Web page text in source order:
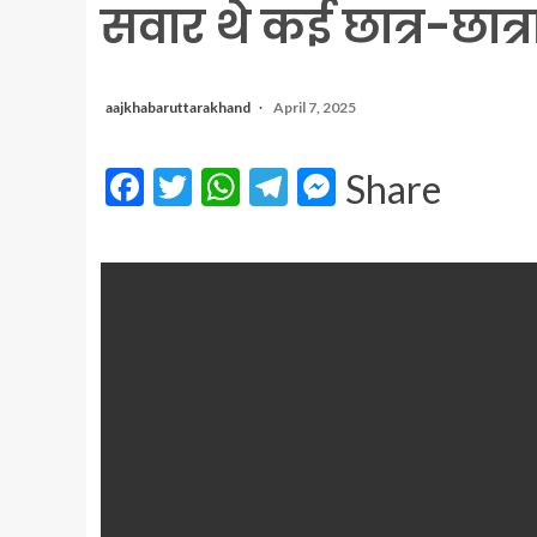
सवार थे कई छात्र-
aajkhabaruttarakhand April 7, 2025
Facebook
Twitter
WhatsApp
Telegram
Messenger
Share